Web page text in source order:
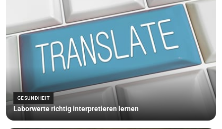
GESUNDHEIT
Laborwerte richtig interpretieren lernen